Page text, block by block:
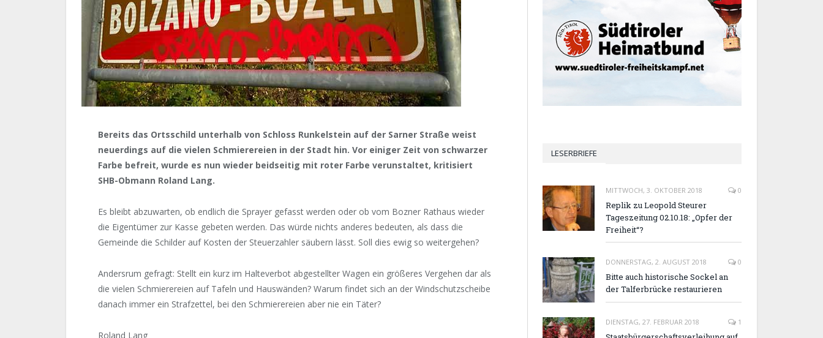
Bereits das Ortsschild unterhalb von Schloss Runkelstein auf der Sarner Straße weist
neuerdings auf die vielen Schmierereien in der Stadt hin. Vor einiger Zeit von schwarzer
Farbe befreit, wurde es nun wieder beidseitig mit roter Farbe verunstaltet, kritisiert
SHB-Obmann Roland Lang.
Es bleibt abzuwarten, ob endlich die Sprayer gefasst werden oder ob vom Bozner Rathaus wieder
die Eigentümer zur Kasse gebeten werden. Das würde nichts anderes bedeuten, als dass die
Gemeinde die Schilder auf Kosten der Steuerzahler säubern lässt. Soll dies ewig so weitergehen?
Andersrum gefragt: Stellt ein kurz im Halteverbot abgestellter Wagen ein größeres Vergehen dar als
die vielen Schmierereien auf Tafeln und Hauswänden? Warum findet sich an der Windschutzscheibe
danach immer ein Strafzettel, bei den Schmierereien aber nie ein Täter?
Roland Lang
LESERBRIEFE
MITTWOCH, 3. OKTOBER 2018 0
Replik zu Leopold Steurer
Tageszeitung 02.10.18: „Opfer der
Freiheit“?
DONNERSTAG, 2. AUGUST 2018 0
Bitte auch historische Sockel an
der Talferbrücke restaurieren
DIENSTAG, 27. FEBRUAR 2018 1